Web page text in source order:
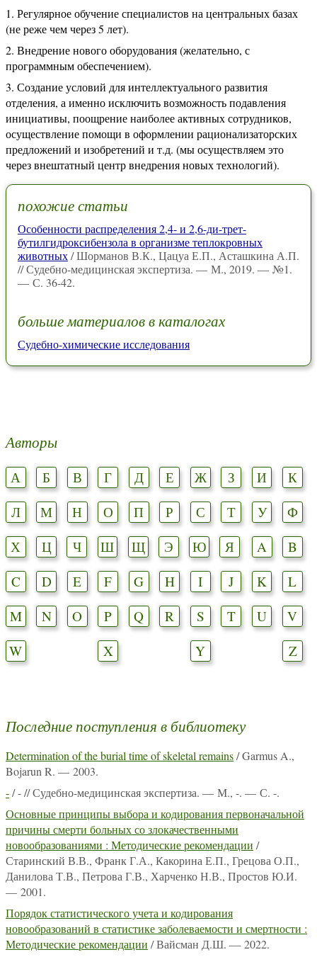
Регулярное обучение специалистов на центральных базах
(не реже чем через 5 лет).
Внедрение нового оборудования (желательно, с
программным обеспечением).
Создание условий для интеллектуального развития
отделения, а именно исключить возможность подавления
инициативы, поощрение наиболее активных сотрудников,
осуществление помощи в оформлении рационализаторских
предложений и изобретений и т.д. (мы осуществляем это
через внештатный центр внедрения новых технологий).
похожие статьи
Особенности распределения 2,4- и 2,6-ди-трет-
бутилгидроксибензола в организме теплокровных
животных/ Шорманов В.К., Цацуа Е.П., Асташкина А.П.
// Судебно-медицинская экспертиза. — М., 2019. — №1.
— С. 36-42.
больше материалов в каталогах
Судебно-химические исследования
Авторы
А Б В Г Д Е Ж З И
К
Л
М Н О П Р С Т У
Ф
Х
Ц Ч Ш Щ Э Ю Я A
B
C
D E F G H I J K
L
M
N O P Q R S T U
V
W
X Y Z
Последние поступления в библиотеку
Determination of the burial time of skeletal remains/ Garmus A.,
Bojarun R. — 2003.
-/ - // Судебно-медицинская экспертиза. — М., -. — С. -.
Основные принципы выбора и кодирования первоначальной
причины смерти больных со злокачественными
новообразованиями : Методические рекомендации /
Старинский В.В., Франк Г.А., Какорина Е.П., Грецова О.П.,
Данилова Т.В., Петрова Г.В., Харченко Н.В., Простов Ю.И.
— 2001.
Порядок статистического учета и кодирования
новообразований в статистике заболеваемости и смертности :
Методические рекомендации / Вайсман Д.Ш. — 2022.